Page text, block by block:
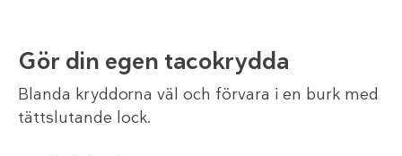
Gör din egen tacokrydda
Blanda kryddorna väl och förvara i en burk med
tättslutande lock.